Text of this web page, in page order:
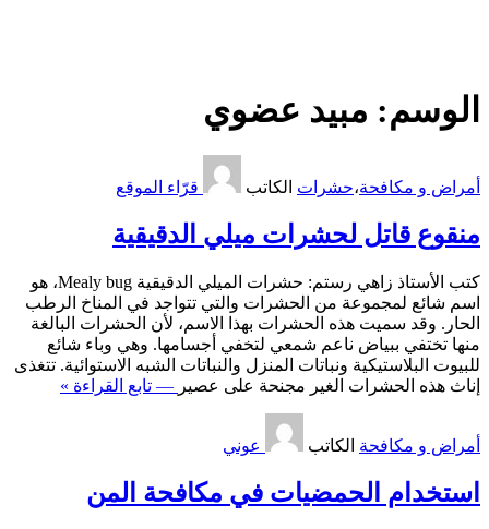
الوسم: مبيد عضوي
أمراض و مكافحة،حشرات الكاتب قرّاء الموقع
منقوع قاتل لحشرات ميلي الدقيقية
كتب الأستاذ زاهي رستم: حشرات الميلي الدقيقية Mealy bug، هو
اسم شائع لمجموعة من الحشرات والتي تتواجد في المناخ الرطب
الحار. وقد سميت هذه الحشرات بهذا الاسم، لأن الحشرات البالغة
منها تختفي ببياض ناعم شمعي لتخفي أجسامها. وهي وباء شائع
للبيوت البلاستيكية ونباتات المنزل والنباتات الشبه الاستوائية. تتغذى
إناث هذه الحشرات الغير مجنحة على عصير — تابع القراءة »
أمراض و مكافحة الكاتب عوني
استخدام الحمضيات في مكافحة المن